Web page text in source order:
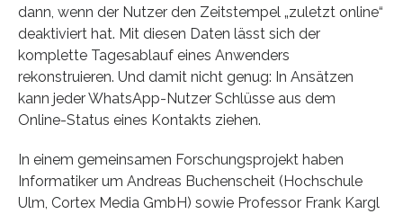
dann, wenn der Nutzer den Zeitstempel „zuletzt online“
deaktiviert hat. Mit diesen Daten lässt sich der
komplette Tagesablauf eines Anwenders
rekonstruieren. Und damit nicht genug: In Ansätzen
kann jeder WhatsApp-Nutzer Schlüsse aus dem
Online-Status eines Kontakts ziehen.
In einem gemeinsamen Forschungsprojekt haben
Informatiker um Andreas Buchenscheit (Hochschule
Ulm, Cortex Media GmbH) sowie Professor Frank Kargl